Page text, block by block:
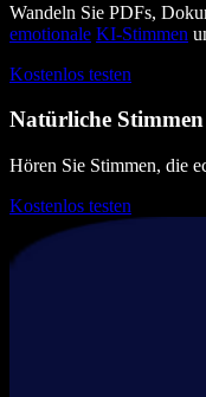
Wandeln Sie PDFs,
emotionale KI-Stimmen
Kostenlos testen
Natürliche Stimmen
Hören Sie Stimmen, die
Kostenlos testen